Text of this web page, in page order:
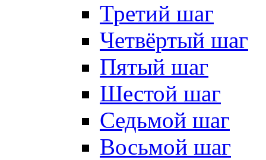
Третий шаг
Четвёртый шаг
Пятый шаг
Шестой шаг
Седьмой шаг
Восьмой шаг